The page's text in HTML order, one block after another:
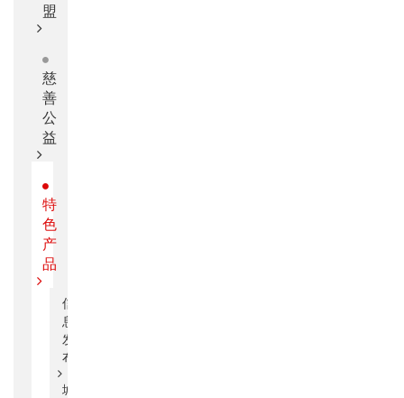
盟
慈
善
公
益
特
色
产
品
信
息
发
布
城